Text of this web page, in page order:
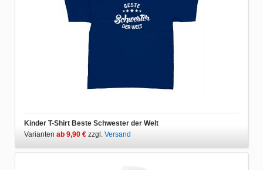
Kinder T-Shirt Beste Schwester der Welt
Varianten ab 9,90 € zzgl. Versand